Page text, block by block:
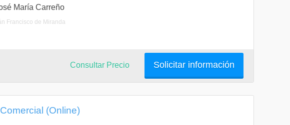
María Carreño
Francisco de Miranda
Solicitar información
Consultar Precio
(Online)